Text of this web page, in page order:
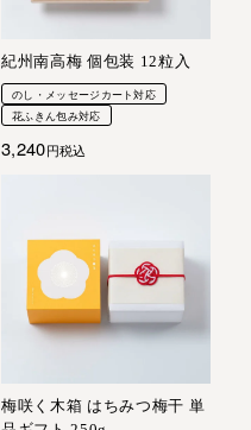
紀州南高梅 個包装 12粒入
のし・メッセージカート対応
花ふきん包み対応
3,240 税込
梅咲く木箱 はちみつ梅干 単